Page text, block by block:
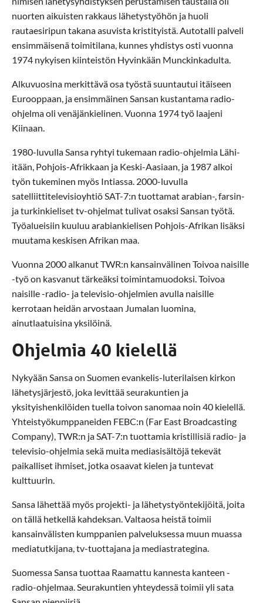
nuorten aikuisten rakkaus lähetystyöhön ja huoli
rautaesiripun takana asuvista kristityistä. Autotalli palveli
ensimmäisenä toimitilana, kunnes yhdistys osti vuonna
1974 nykyisen kiinteistön Hyvinkään Munckinkadulta.
Alkuvuosina merkittävä osa työstä suuntautui itäiseen
Eurooppaan, ja ensimmäinen Sansan kustantama radio-
ohjelma oli venäjänkielinen. Vuonna 1974 työ laajeni
Kiinaan.
1980-luvulla Sansa ryhtyi tukemaan radio-ohjelmia Lähi-
itään, Pohjois-Afrikkaan ja Keski-Aasiaan, ja 1987 alkoi
työn tukeminen myös Intiassa. 2000-luvulla
satelliittitelevisioyhtiö SAT-7:n tuottamat arabian-, farsin-
ja turkinkieliset tv-ohjelmat tulivat osaksi Sansan työtä.
Työalueisiin kuuluu arabiankielisen Pohjois-Afrikan lisäksi
muutama keskisen Afrikan maa.
Vuonna 2000 alkanut TWR:n kansainvälinen Toivoa naisille
-työ on kasvanut tärkeäksi toimintamuodoksi. Toivoa
naisille -radio- ja televisio-ohjelmien avulla naisille
kerrotaan heidän arvostaan Jumalan luomina,
ainutlaatuisina yksilöinä.
Ohjelmia 40 kielellä
Nykyään Sansa on Suomen evankelis-luterilaisen kirkon
lähetysjärjestö, joka levittää seurakuntien ja
yksityishenkilöiden tuella toivon sanomaa noin 40 kielellä.
Yhteistyökumppaneiden FEBC:n (Far East Broadcasting
Company), TWR:n ja SAT-7:n tuottamia kristillisiä radio- ja
televisio-ohjelmia sekä muita mediasisältöjä tekevät
paikalliset ihmiset, jotka osaavat kielen ja tuntevat
kulttuurin.
Sansa lähettää myös projekti- ja lähetystyöntekijöitä, joita
on tällä hetkellä kahdeksan. Valtaosa heistä toimii
kansainvälisten kumppanien palveluksessa muun muassa
mediatutkijana, tv-tuottajana ja mediastrategina.
Suomessa Sansa tuottaa Raamattu kannesta kanteen -
radio-ohjelmaa. Seurakuntien yhteydessä toimii yli sata